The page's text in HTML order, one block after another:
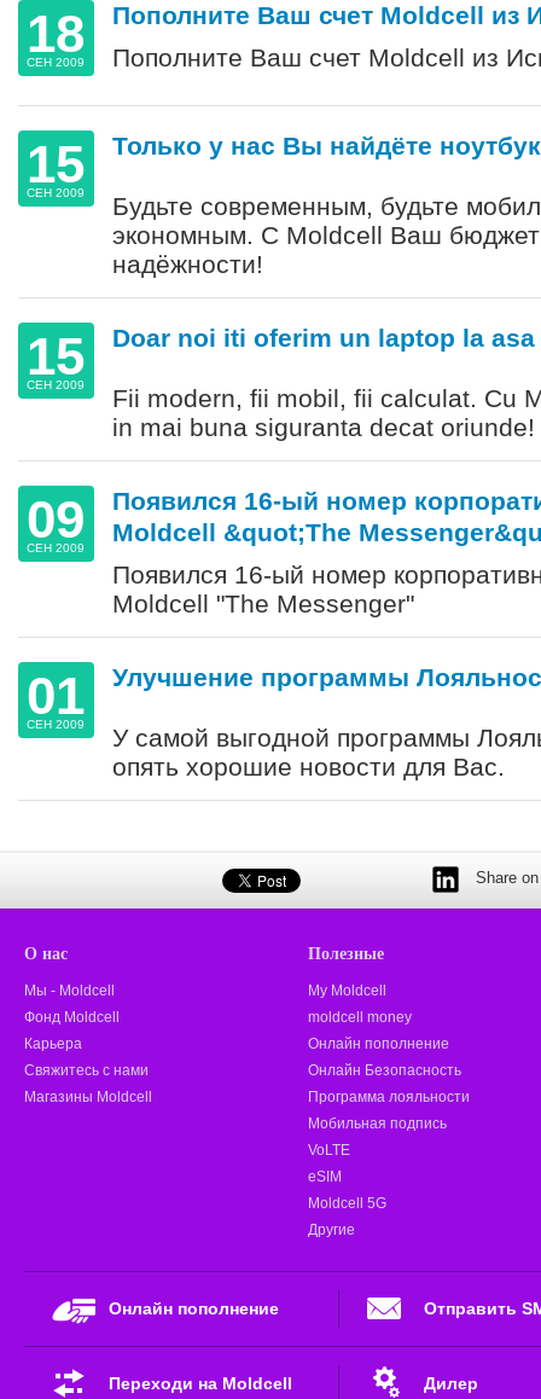
18
СЕН 2009
Пополните Ваш счет Moldcell из
Пополните Ваш счет Moldcell из
15
СЕН 2009
Только у нас Вы найдёте
Будьте современным, будьте
экономным. С Moldcell Ваш
надёжности!
15
СЕН 2009
Doar noi iti oferim un laptop la asa
Fii modern, fii mobil, fii calculat. Cu
in mai buna siguranta decat oriunde!
09
СЕН 2009
Появился 16-ый номер
Moldcell &quot;The
Появился 16-ый номер
Moldcell "The Messenger"
01
СЕН 2009
Улучшение программы
У самой выгодной программы
опять хорошие новости для Вас.
Share
О нас
Мы - Moldcell
Фонд Moldcell
Карьера
Свяжитесь с нами
Магазины Moldcell
Полезные
My Moldcell
moldcell money
Онлайн пополнение
Онлайн Безопасность
Программа лояльности
Мобильная подпись
VoLTE
eSIM
Moldcell 5G
Другие
Онлайн пополнение Отправить
Переходи на Moldcell Дилер